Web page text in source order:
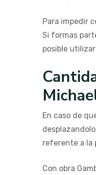
Para impedir
Si formas
posible
En caso de
referente a la
Con obra